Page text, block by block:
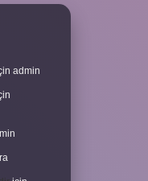
admin